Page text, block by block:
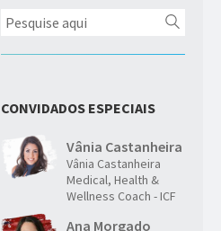
CONVIDADOS ESPECIAIS
Vânia Castanheira
Vânia Castanheira
Medical, Health &
Wellness Coach - ICF
Ana Morgado